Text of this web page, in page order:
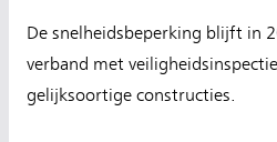
De snelheidsbeperking blijft in
verband met
gelijksoortige constructies.